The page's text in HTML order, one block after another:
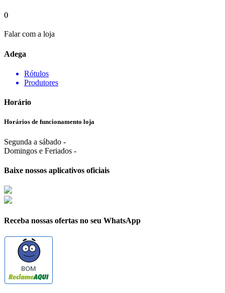
()
Falar com a loja
Adega
Rótulos
Produtores
Horário
Horários de funcionamento loja
Segunda a sábado -
Domingos e Feriados -
Baixe nossos aplicativos oficiais
Receba nossas ofertas no seu WhatsApp
BOM